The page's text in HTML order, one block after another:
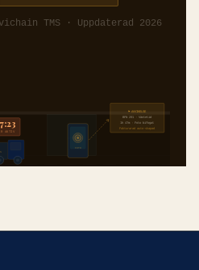
TMS · Uppdaterad 2026
ÖPPEN
AKTIV
FOTO
⚑ AVVIKELSE
BFN 291 · Väntetid
1h 47m · Foto bifogat
Fakturarad auto-skapad